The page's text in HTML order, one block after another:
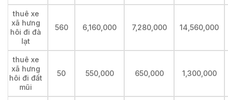
thuê xe
xã hưng
hôi đi đà
lạt
560 6,160,000 7,280,000 14,560,000
thuê xe
xã hưng
hôi đi đất
mũi
50 550,000 650,000 1,300,000